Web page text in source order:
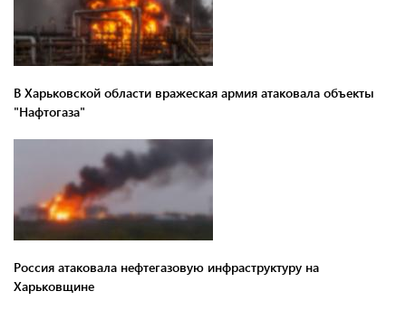
В Харьковской области вражеская армия атаковала объекты
"Нафтогаза"
Россия атаковала нефтегазовую инфраструктуру на
Харьковщине